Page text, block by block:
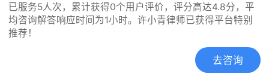
已服务5人次，累计获得0个用户评价，评分高达4.8分，平
均咨询解答响应时间为1小时。许小青律师已获得平台特别
推荐！
去咨询